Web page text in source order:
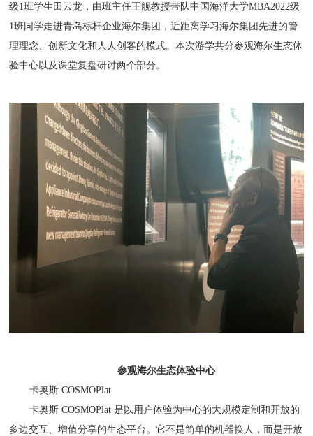
级1班学生田云龙，由班主任王舰教授带队中国海洋大学MBA2022级
1班同学走进青岛标杆企业海尔集团，近距离学习海尔集团先进的管
理理念、创新文化和人人创客的模式。本次游学共分参观海尔生态体
验中心以及课堂复盘研讨两个部分。
参观海尔生态体验中心
卡奥斯 COSMOPlat
卡奥斯 COSMOPlat 是以用户体验为中心的大规模定制和开放的
多边交互、增值分享的生态平台。它不是简单的机器换人，而是开放